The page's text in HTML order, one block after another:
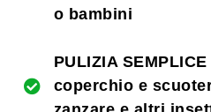
o bambini
PULIZIA
coperchio e